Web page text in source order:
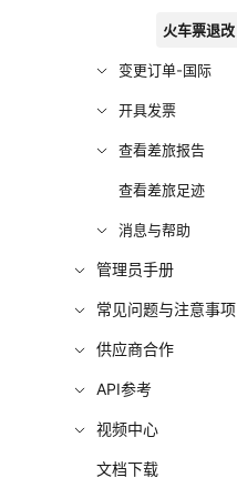
火车票退改
变更订单-国际
开具发票
查看差旅报告
查看差旅足迹
消息与帮助
管理员手册
常见问题与注意事项
供应商合作
API参考
视频中心
文档下载